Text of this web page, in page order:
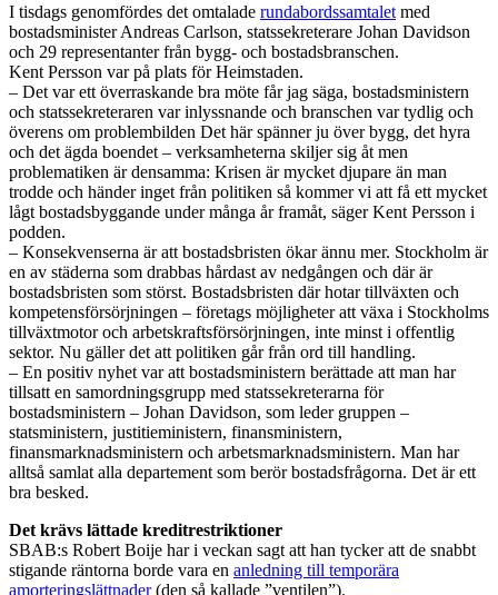
I tisdags genomfördes det omtalade rundabordssamtalet med
bostadsminister Andreas Carlson, statssekreterare Johan Davidson
och 29 representanter från bygg- och bostadsbranschen.
Kent Persson var på plats för Heimstaden.
– Det var ett överraskande bra möte får jag säga, bostadsministern
och statssekreteraren var inlyssnande och branschen var tydlig och
överens om problembilden Det här spänner ju över bygg, det hyra
och det ägda boendet – verksamheterna skiljer sig åt men
problematiken är densamma: Krisen är mycket djupare än man
trodde och händer inget från politiken så kommer vi att få ett mycket
lågt bostadsbyggande under många år framåt, säger Kent Persson i
podden.
– Konsekvenserna är att bostadsbristen ökar ännu mer. Stockholm är
en av städerna som drabbas hårdast av nedgången och där är
bostadsbristen som störst. Bostadsbristen där hotar tillväxten och
kompetensförsörjningen – företags möjligheter att växa i Stockholms
tillväxtmotor och arbetskraftsförsörjningen, inte minst i offentlig
sektor. Nu gäller det att politiken går från ord till handling.
– En positiv nyhet var att bostadsministern berättade att man har
tillsatt en samordningsgrupp med statssekreterarna för
bostadsministern – Johan Davidson, som leder gruppen –
statsministern, justitieministern, finansministern,
finansmarknadsministern och arbetsmarknadsministern. Man har
alltså samlat alla departement som berör bostadsfrågorna. Det är ett
bra besked.
Det krävs lättade kreditrestriktioner
SBAB:s Robert Boije har i veckan sagt att han tycker att de snabbt
stigande räntorna borde vara en anledning till temporära
amorteringslättnader(den så kallade ”ventilen”).